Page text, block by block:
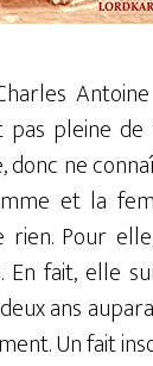
pas pleine
donc ne
et la
rien. Pour
En fait, elle
ans
Un fait